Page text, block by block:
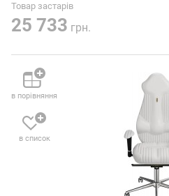
Товар застарів
25 733 грн.
в порівняння
в список